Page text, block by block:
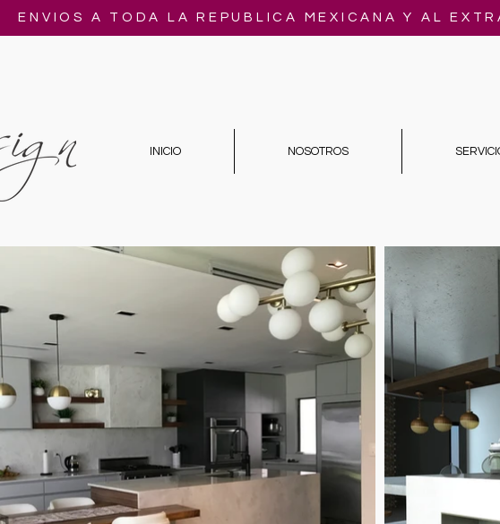
ENVIOS A TODA LA REPUBLICA MEXICANA Y AL
INICIO NOSOTROS